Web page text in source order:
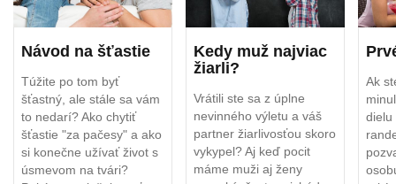
Návod na šťastie
Túžite po tom byť
šťastný, ale stále sa vám
to nedarí? Ako chytiť
šťastie "za pačesy" a ako
si konečne užívať život s
úsmevom na tvári?
Kedy muž najviac
žiarli?
Vrátili ste sa z úplne
nevinného výletu a váš
partner žiarlivosťou skoro
vykypel? Aj keď pocit
máme muži aj ženy
Ak
dielu